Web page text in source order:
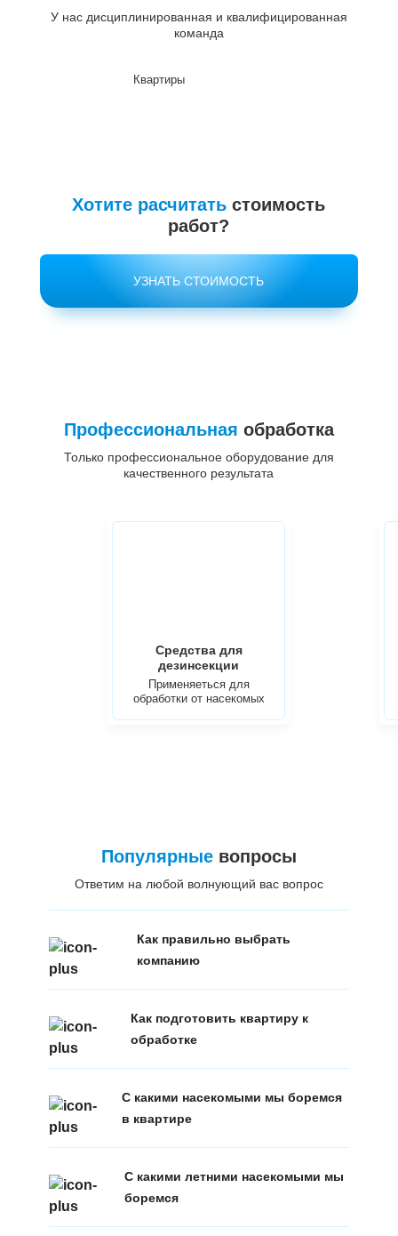
У нас дисциплинированная и квалифицированная
команда
Квартиры
Хотите расчитать стоимость
работ?
УЗНАТЬ СТОИМОСТЬ
Профессиональная обработка
Только профессиональное оборудование для
качественного результата
Средства для
дезинсекции
Применяеться для
обработки от насекомых
Популярныевопросы
Ответим на любой волнующий вас вопрос
Как правильно выбрать
компанию
Как подготовить квартиру к
обработке
С какими насекомыми мы боремся
в квартире
С какими летними насекомыми мы
боремся